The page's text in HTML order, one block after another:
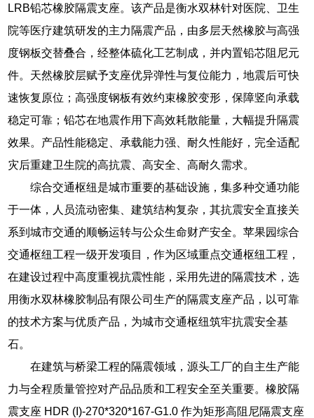
LRB铅芯橡胶隔震支座。该产品是衡水双林针对医院、卫生
院等医疗建筑研发的主力隔震产品，由多层天然橡胶与高强
度钢板交替叠合，经整体硫化工艺制成，并内置铅芯阻尼元
件。天然橡胶层赋予支座优异弹性与复位能力，地震后可快
速恢复原位；高强度钢板有效约束橡胶变形，保障竖向承载
稳定可靠；铅芯在地震作用下高效耗散能量，大幅提升隔震
效果。产品性能稳定、承载能力强、耐久性能好，完全适配
灾后重建卫生院的高抗震、高安全、高耐久需求。
综合交通枢纽是城市重要的基础设施，集多种交通功能
于一体，人员流动密集、建筑结构复杂，其抗震安全直接关
系到城市交通的顺畅运转与公众生命财产安全。苹果园综合
交通枢纽工程一级开发项目，作为区域重点交通枢纽工程，
在建设过程中高度重视抗震性能，采用先进的隔震技术，选
用衡水双林橡胶制品有限公司生产的隔震支座产品，以可靠
的技术方案与优质产品，为城市交通枢纽筑牢抗震安全基
石。
在建筑与桥梁工程的隔震领域，源头工厂的自主生产能
力与全程质量管控对产品品质和工程安全至关重要。橡胶隔
震支座 HDR (I)-270*320*167-G1.0 作为矩形高阻尼隔震支座